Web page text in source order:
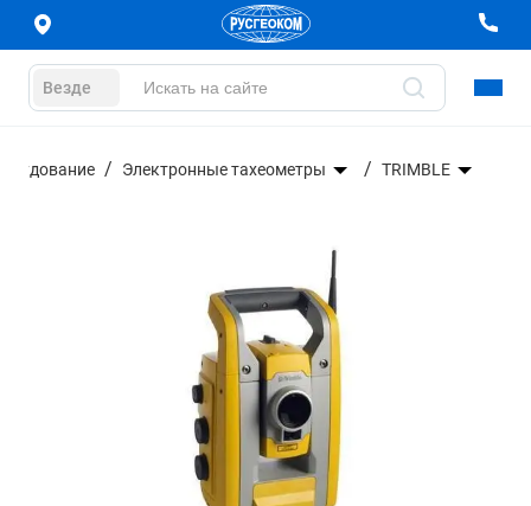
Везде
Электронные тахеометры TRIMBLE